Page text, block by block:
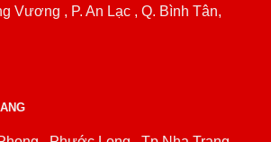
Vương , P. An Lạc , Q. Bình Tân,